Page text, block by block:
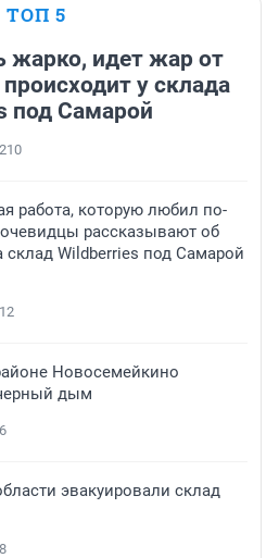
ТОП 5
жарко, идет жар от
у склада
под Самарой
210
работа, которую любил по-
рассказывают об
Wildberries под Самарой
Новосемейкино
дым
эвакуировали склад